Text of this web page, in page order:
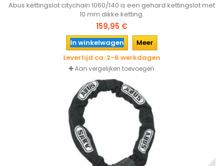
Abus kettingslot citychain 1060/140 is een gehard kettingslot met
10 mm dikke ketting.
159,95 €
In winkelwagen
Meer
Levertijd ca. 2-6 werkdagen
Aan vergelijken toevoegen